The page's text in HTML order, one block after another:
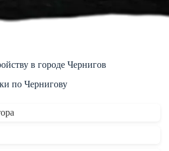
в городе Чернигов
по Чернигову